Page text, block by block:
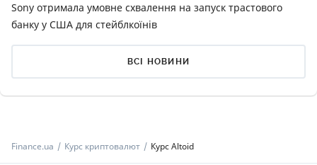
Sony отримала умовне схвалення на запуск трастового
банку у США для стейблкоїнів
ВСІ НОВИНИ
Finance.ua Курс криптовалют Курс Altoid